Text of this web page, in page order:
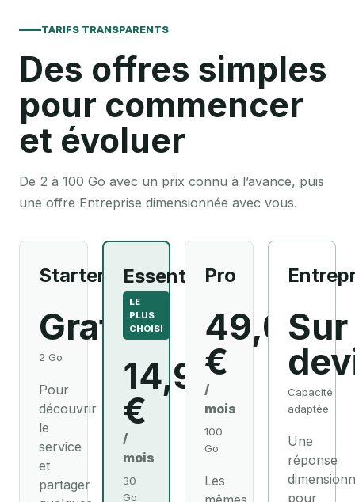
TARIFS TRANSPARENTS
Des offres simples
pour commencer
et évoluer
De 2 à 100 Go avec un prix connu à l’avance, puis
une offre Entreprise dimensionnée avec vous.
Starter
Gratuit
2 Go
Pour
découvrir
le
service
et
partager
Essentiel
LE
PLUS
CHOISI
14,90
€
/
mois
30
Go
Pro
49,00
€
/
mois
100
Go
Les
Sur
Capacité
adaptée
Une
réponse
pour